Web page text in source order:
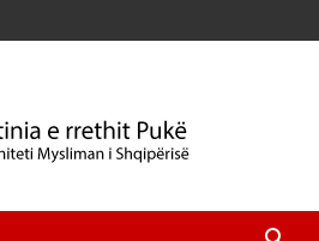
| Faqja Zyrtare